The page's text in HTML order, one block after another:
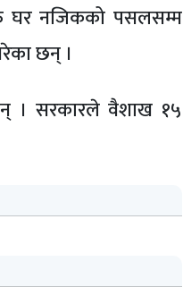
घर नजिकको पसलसम्म
छन् ।
। सरकारले वैशाख १५